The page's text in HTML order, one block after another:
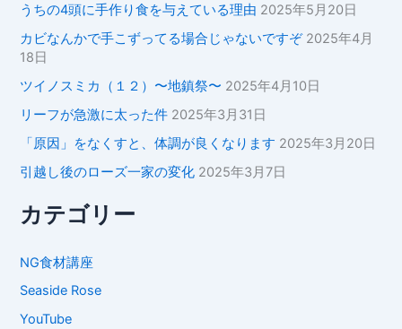
うちの4頭に手作り食を与えている理由 2025年5月20日
カビなんかで手こずってる場合じゃないですぞ 2025年4月
18日
ツイノスミカ（１２）〜地鎮祭〜 2025年4月10日
リーフが急激に太った件 2025年3月31日
「原因」をなくすと、体調が良くなります 2025年3月20日
引越し後のローズ一家の変化 2025年3月7日
カテゴリー
NG食材講座
Seaside Rose
YouTube